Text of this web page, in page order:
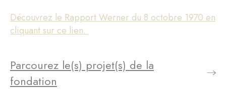
Découvrez le Rapport Werner du 8 octobre 1970 en
cliquant sur ce lien.
Parcourez le(s) projet(s) de la
fondation